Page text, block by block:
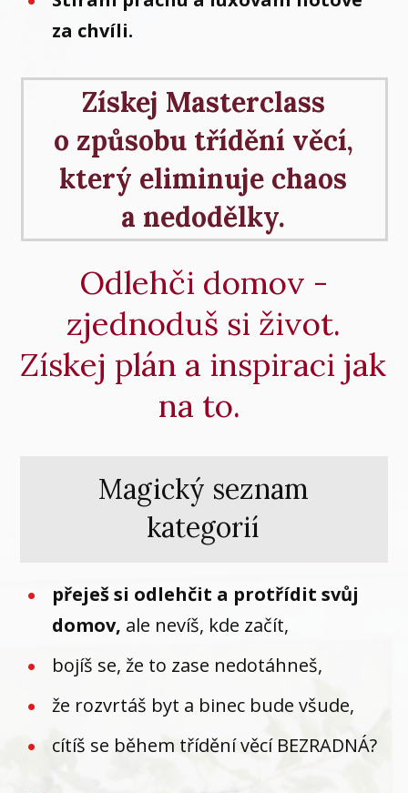
za chvíli.
Získej Masterclass
o způsobu třídění věcí,
který eliminuje chaos
a nedodělky.
Odlehči domov -
zjednoduš si život.
Získej plán a inspiraci jak
na to.
Magický seznam
kategorií
přeješ si odlehčit a protřídit svůj
domov, ale nevíš, kde začít,
bojíš se, že to zase nedotáhneš,
že rozvrtáš byt a binec bude všude,
cítíš se během třídění věcí BEZRADNÁ?